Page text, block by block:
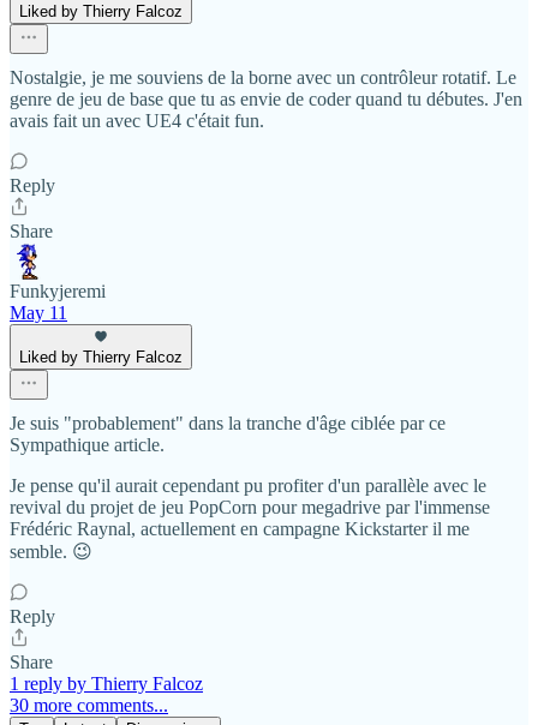
Liked by Thierry Falcoz
Nostalgie, je me souviens de la borne avec un contrôleur rotatif. Le
genre de jeu de base que tu as envie de coder quand tu débutes. J'en
avais fait un avec UE4 c'était fun.
Reply
Share
Funkyjeremi
May 11
Liked by Thierry Falcoz
Je suis "probablement" dans la tranche d'âge ciblée par ce
Sympathique article.
Je pense qu'il aurait cependant pu profiter d'un parallèle avec le
revival du projet de jeu PopCorn pour megadrive par l'immense
Frédéric Raynal, actuellement en campagne Kickstarter il me
semble. 😉
Reply
Share
1 reply by Thierry Falcoz
30 more comments...